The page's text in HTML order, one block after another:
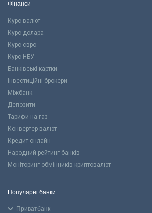
Фінанси
Курс валют
Курс долара
Курс євро
Курс НБУ
Банківські картки
Інвестиційні брокери
Міжбанк
Депозити
Тарифи на газ
Конвертер валют
Кредит онлайн
Народний рейтинг банків
Моніторинг обмінників криптовалют
Популярні банки
Приватбанк